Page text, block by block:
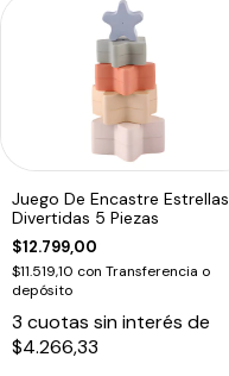
Juego De Encastre Estrellas
Divertidas 5 Piezas
$12.799,00
$11.519,10 con Transferencia o
depósito
3 cuotas sin interés de
$4.266,33